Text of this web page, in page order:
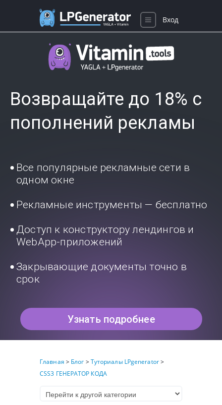
Возвращайте до 18% с
пополнений рекламы
Все популярные рекламные сети в
одном окне
Рекламные инструменты — бесплатно
Доступ к конструктору лендингов и
WebApp-приложений
Закрывающие документы точно в
срок
Узнать подробнее
Главная > Блог >Туториалы LPgenerator>
CSS3 ГЕНЕРАТОР КОДА
Вход